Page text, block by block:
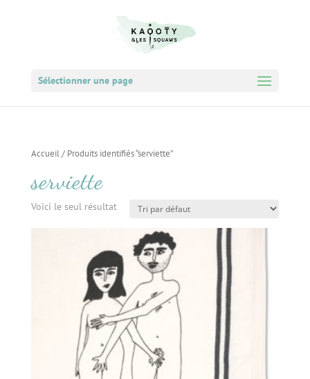
Sélectionner une page
Accueil/ Produits identifiés “serviette”
serviette
Voici le seul résultat